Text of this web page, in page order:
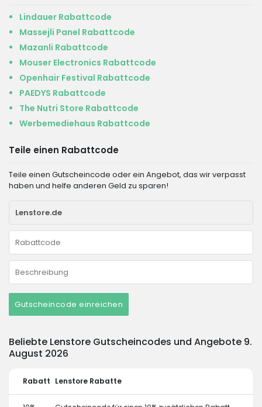
Lindauer Rabattcode
Massejli Panel Rabattcode
Mazanli Rabattcode
Mouser Electronics Rabattcode
Openhair Festival Rabattcode
PAEDYS Rabattcode
The Nutri Store Rabattcode
Werbemediehaus Rabattcode
Teile einen Rabattcode
Teile einen Gutscheincode oder ein Angebot, das wir verpasst
haben und helfe anderen Geld zu sparen!
Gutscheincode einreichen
Beliebte Lenstore Gutscheincodes und Angebote 9.
August 2026
Rabatt Lenstore Rabatte